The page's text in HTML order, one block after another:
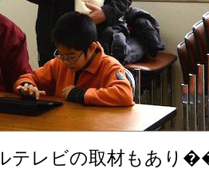
テレビの取材もあり